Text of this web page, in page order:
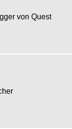
von Quest